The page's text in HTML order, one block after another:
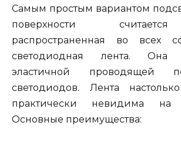
Самым простым вариантом
поверхности
распространенная во всех
светодиодная лента. Она
эластичной проводящей
светодиодов. Лента
практически невидима на
Основные преимущества: